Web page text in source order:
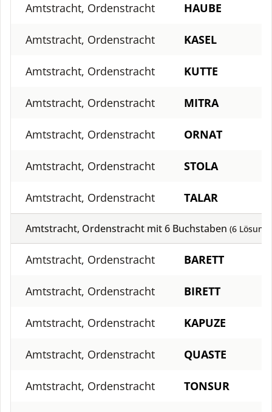
Amtstracht, Ordenstracht HAUBE
Amtstracht, Ordenstracht KASEL
Amtstracht, Ordenstracht KUTTE
Amtstracht, Ordenstracht MITRA
Amtstracht, Ordenstracht ORNAT
Amtstracht, Ordenstracht STOLA
Amtstracht, Ordenstracht TALAR
Amtstracht, Ordenstracht mit6 Buchstaben (6 Lösung)
Amtstracht, Ordenstracht BARETT
Amtstracht, Ordenstracht BIRETT
Amtstracht, Ordenstracht KAPUZE
Amtstracht, Ordenstracht QUASTE
Amtstracht, Ordenstracht TONSUR